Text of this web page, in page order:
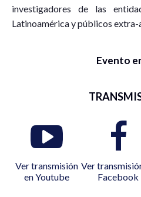
investigadores de las
Latinoamérica y públicos extra-
Evento
Ver transmisión
en Youtube
Ver
Facebook